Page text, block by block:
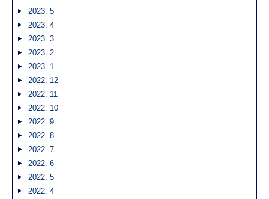
2023. 5
2023. 4
2023. 3
2023. 2
2023. 1
2022. 12
2022. 11
2022. 10
2022. 9
2022. 8
2022. 7
2022. 6
2022. 5
2022. 4